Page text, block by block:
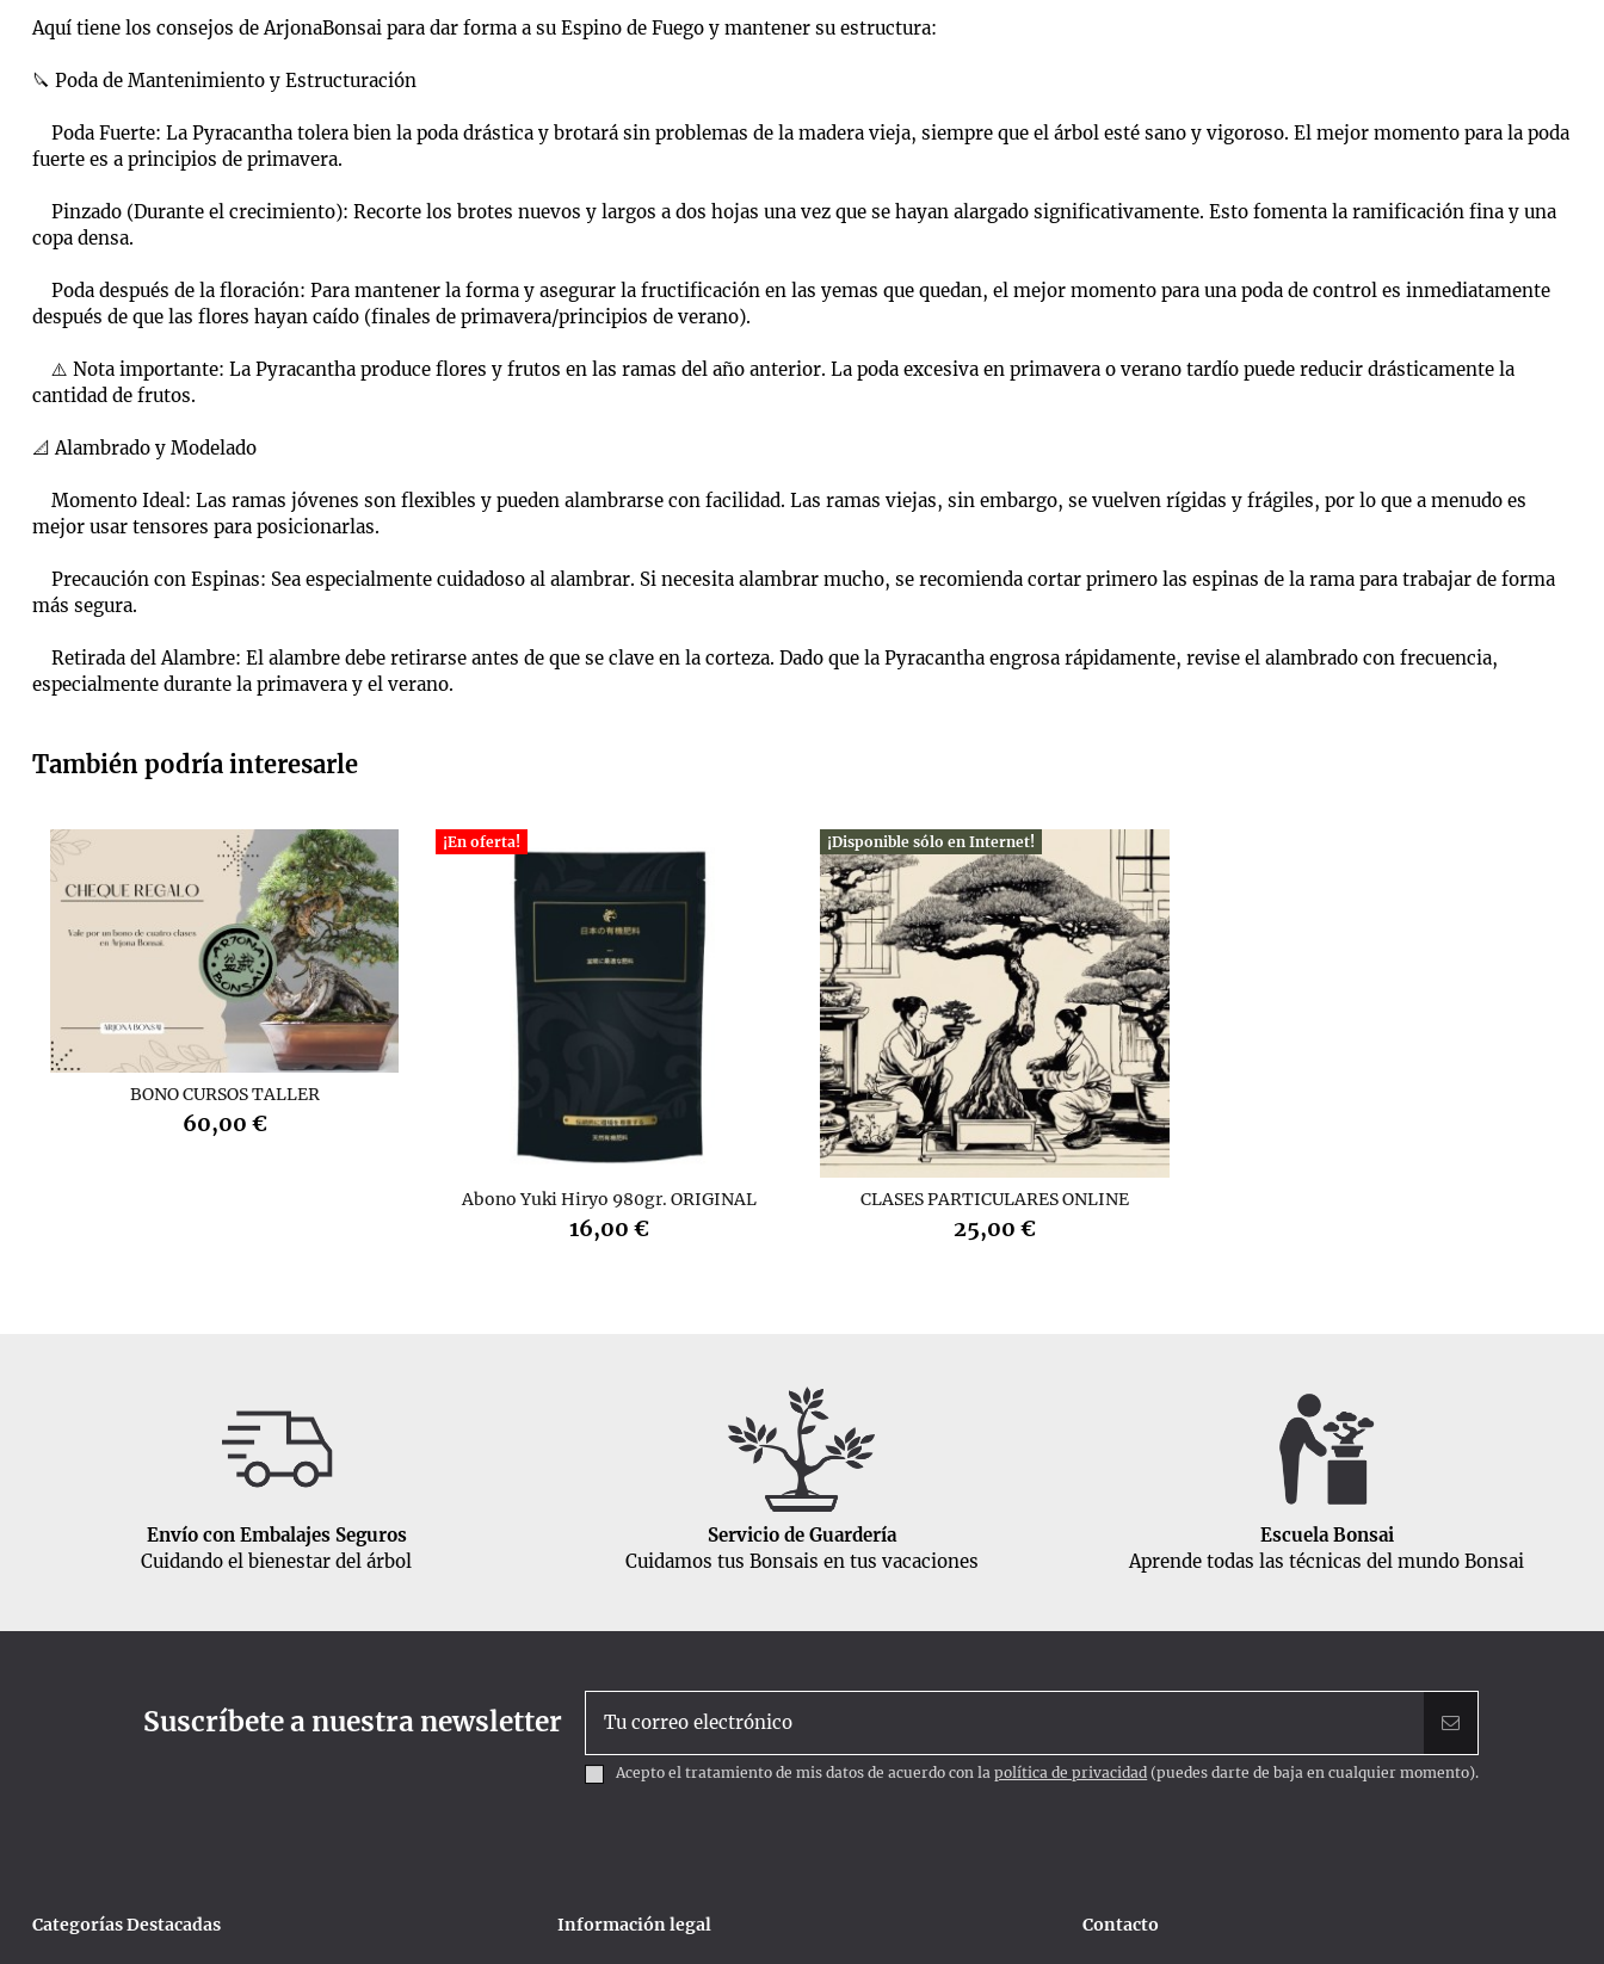
Aquí tiene los consejos de ArjonaBonsai para dar forma a su Espino de Fuego y mantener su estructura:
🔪 Poda de Mantenimiento y Estructuración
Poda Fuerte: La Pyracantha tolera bien la poda drástica y brotará sin problemas de la madera vieja, siempre que el árbol esté sano y vigoroso. El mejor momento para la poda
fuerte es a principios de primavera.
Pinzado (Durante el crecimiento): Recorte los brotes nuevos y largos a dos hojas una vez que se hayan alargado significativamente. Esto fomenta la ramificación fina y una
copa densa.
Poda después de la floración: Para mantener la forma y asegurar la fructificación en las yemas que quedan, el mejor momento para una poda de control es inmediatamente
después de que las flores hayan caído (finales de primavera/principios de verano).
⚠️ Nota importante: La Pyracantha produce flores y frutos en las ramas del año anterior. La poda excesiva en primavera o verano tardío puede reducir drásticamente la
cantidad de frutos.
📐 Alambrado y Modelado
Momento Ideal: Las ramas jóvenes son flexibles y pueden alambrarse con facilidad. Las ramas viejas, sin embargo, se vuelven rígidas y frágiles, por lo que a menudo es
mejor usar tensores para posicionarlas.
Precaución con Espinas: Sea especialmente cuidadoso al alambrar. Si necesita alambrar mucho, se recomienda cortar primero las espinas de la rama para trabajar de forma
más segura.
Retirada del Alambre: El alambre debe retirarse antes de que se clave en la corteza. Dado que la Pyracantha engrosa rápidamente, revise el alambrado con frecuencia,
especialmente durante la primavera y el verano.
También podría interesarle
BONO CURSOS TALLER
60,00 €
¡En oferta!
Abono Yuki Hiryo 980gr. ORIGINAL
16,00 €
¡Disponible sólo en Internet!
CLASES PARTICULARES ONLINE
25,00 €
Envío con Embalajes Seguros
Cuidando el bienestar del árbol
Servicio de Guardería
Cuidamos tus Bonsais en tus vacaciones
Escuela Bonsai
Aprende todas las técnicas del mundo Bonsai
Suscríbete a nuestra newsletter
Acepto el tratamiento de mis datos de acuerdo con lapolítica de privacidad (puedes darte de baja en cualquier momento).
Categorías Destacadas Información legal Contacto